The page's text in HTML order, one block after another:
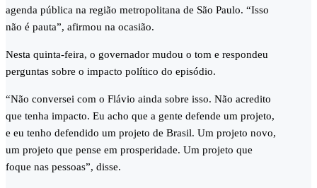
agenda pública na região metropolitana de São Paulo. “Isso
não é pauta”, afirmou na ocasião.
Nesta quinta-feira, o governador mudou o tom e respondeu
perguntas sobre o impacto político do episódio.
“Não conversei com o Flávio ainda sobre isso. Não acredito
que tenha impacto. Eu acho que a gente defende um projeto,
e eu tenho defendido um projeto de Brasil. Um projeto novo,
um projeto que pense em prosperidade. Um projeto que
foque nas pessoas”, disse.